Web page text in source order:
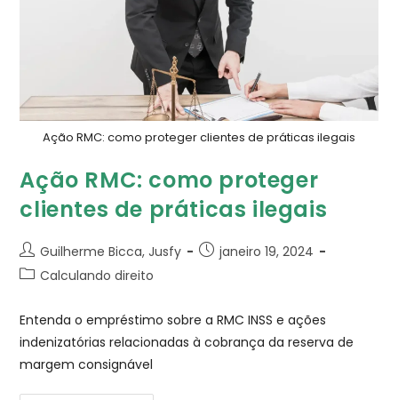
Ação RMC: como proteger clientes de práticas ilegais
Ação RMC: como proteger
clientes de práticas ilegais
Guilherme Bicca, Jusfy
janeiro 19, 2024
Calculando direito
Entenda o empréstimo sobre a RMC INSS e ações
indenizatórias relacionadas à cobrança da reserva de
margem consignável